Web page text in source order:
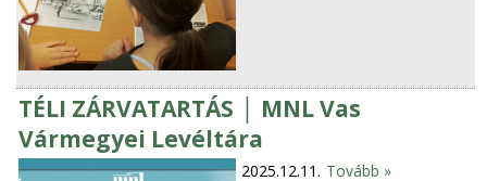
TÉLI ZÁRVATARTÁS │ MNL Vas
Vármegyei Levéltára
2025.12.11. Tovább »